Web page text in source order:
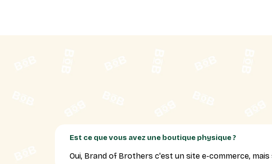
Est ce que vous avez une boutique physique ?
Oui, Brand of Brothers c'est un site e-commerce,